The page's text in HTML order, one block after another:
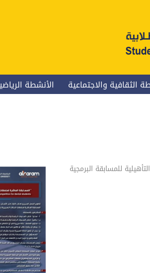
الثقافية والاجتماعية الأنشطة
للمسابقة البرمجية